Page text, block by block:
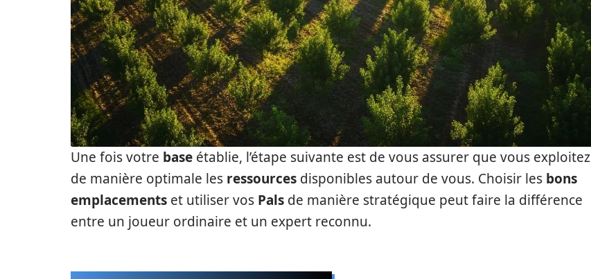
Une fois votre base établie, l’étape suivante est de vous assurer que vous exploitez
de manière optimale les ressources disponibles autour de vous. Choisir les bons
emplacements et utiliser vos Pals de manière stratégique peut faire la différence
entre un joueur ordinaire et un expert reconnu.